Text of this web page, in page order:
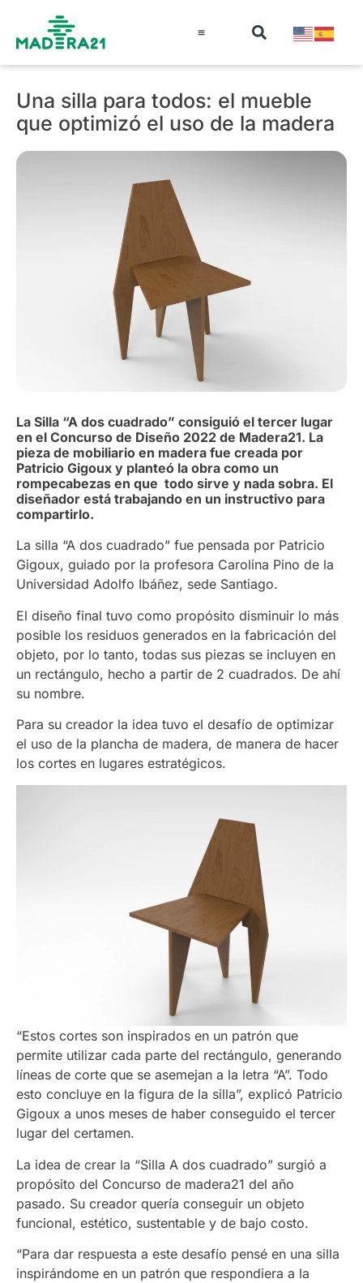
Una silla para todos: el mueble
que optimizó el uso de la madera
La Silla “A dos cuadrado” consiguió el tercer lugar
en el Concurso de Diseño 2022 de Madera21. La
pieza de mobiliario en madera fue creada por
Patricio Gigoux y planteó la obra como un
rompecabezas en que todo sirve y nada sobra. El
diseñador está trabajando en un instructivo para
compartirlo.
La silla “A dos cuadrado” fue pensada por Patricio
Gigoux, guiado por la profesora Carolina Pino de la
Universidad Adolfo Ibáñez, sede Santiago.
El diseño final tuvo como propósito disminuir lo más
posible los residuos generados en la fabricación del
objeto, por lo tanto, todas sus piezas se incluyen en
un rectángulo, hecho a partir de 2 cuadrados. De ahí
su nombre.
Para su creador la idea tuvo el desafío de optimizar
el uso de la plancha de madera, de manera de hacer
los cortes en lugares estratégicos.
“Estos cortes son inspirados en un patrón que
permite utilizar cada parte del rectángulo, generando
líneas de corte que se asemejan a la letra “A”. Todo
esto concluye en la figura de la silla”, explicó Patricio
Gigoux a unos meses de haber conseguido el tercer
lugar del certamen.
La idea de crear la “Silla A dos cuadrado” surgió a
propósito del Concurso de madera21 del año
pasado. Su creador quería conseguir un objeto
funcional, estético, sustentable y de bajo costo.
“Para dar respuesta a este desafío pensé en una silla
inspirándome en un patrón que respondiera a la